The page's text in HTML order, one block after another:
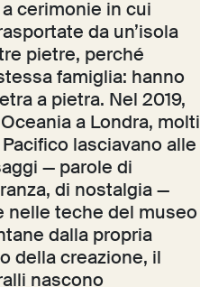
cerimonie in cui
da un’isola
pietre, perché
famiglia: hanno
a pietra. Nel 2019,
a Londra, molti
lasciavano alle
— parole di
di nostalgia —
nelle teche del museo
dalla propria
della creazione, il
nascono